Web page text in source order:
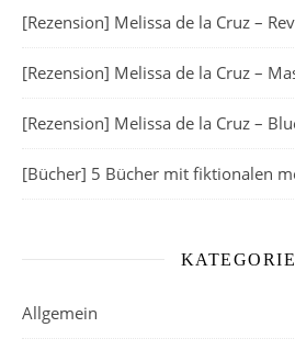
[Rezension] Melissa de la Cruz –
[Rezension] Melissa de la Cruz –
[Rezension] Melissa de la Cruz –
[Bücher] 5 Bücher mit fiktionalen
Allgemein